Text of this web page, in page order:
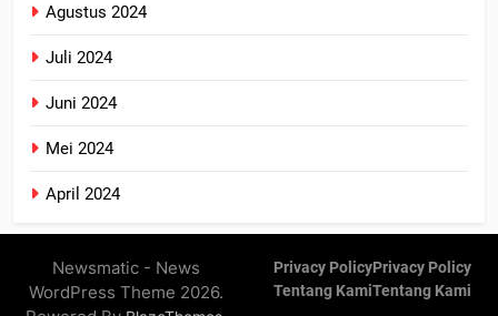
Agustus 2024
Juli 2024
Juni 2024
Mei 2024
April 2024
Newsmatic - News
WordPress Theme 2026.
Privacy PolicyPrivacy Policy
Tentang KamiTentang Kami